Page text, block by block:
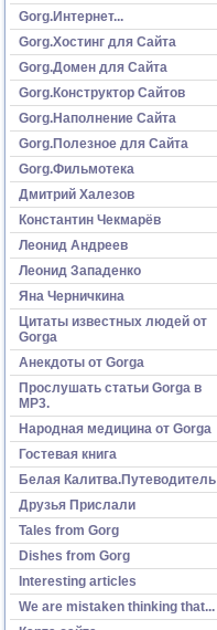
Gorg.Интернет...
Gorg.Хостинг для Сайта
Gorg.Домен для Сайта
Gorg.Конструктор Сайтов
Gorg.Наполнение Сайта
Gorg.Полезное для Сайта
Gorg.Фильмотека
Дмитрий Халезов
Константин Чекмарёв
Леонид Андреев
Леонид Западенко
Яна Черничкина
Цитаты известных людей от
Gorga
Анекдоты от Gorga
Прослушать статьи Gorga в
МР3.
Народная медицина от Gorga
Гостевая книга
Белая Калитва.Путеводитель
Друзья Прислали
Tales from Gorg
Dishes from Gorg
Interesting articles
We are mistaken thinking that...